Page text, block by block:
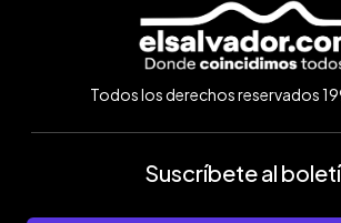
Todos los derechos reservados
Suscríbete al